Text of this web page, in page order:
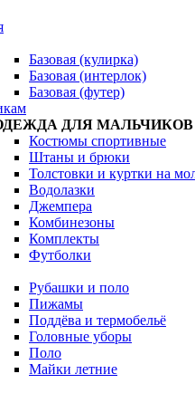
Базовая (кулирка)
Базовая (интерлок)
Базовая (футер)
ДЛЯ МАЛЬЧИКОВ
Костюмы спортивные
Штаны и брюки
Толстовки и куртки на
Водолазки
Джемпера
Комбинезоны
Комплекты
Футболки
Рубашки и поло
Пижамы
Поддёва и термобельё
Головные уборы
Поло
Майки летние